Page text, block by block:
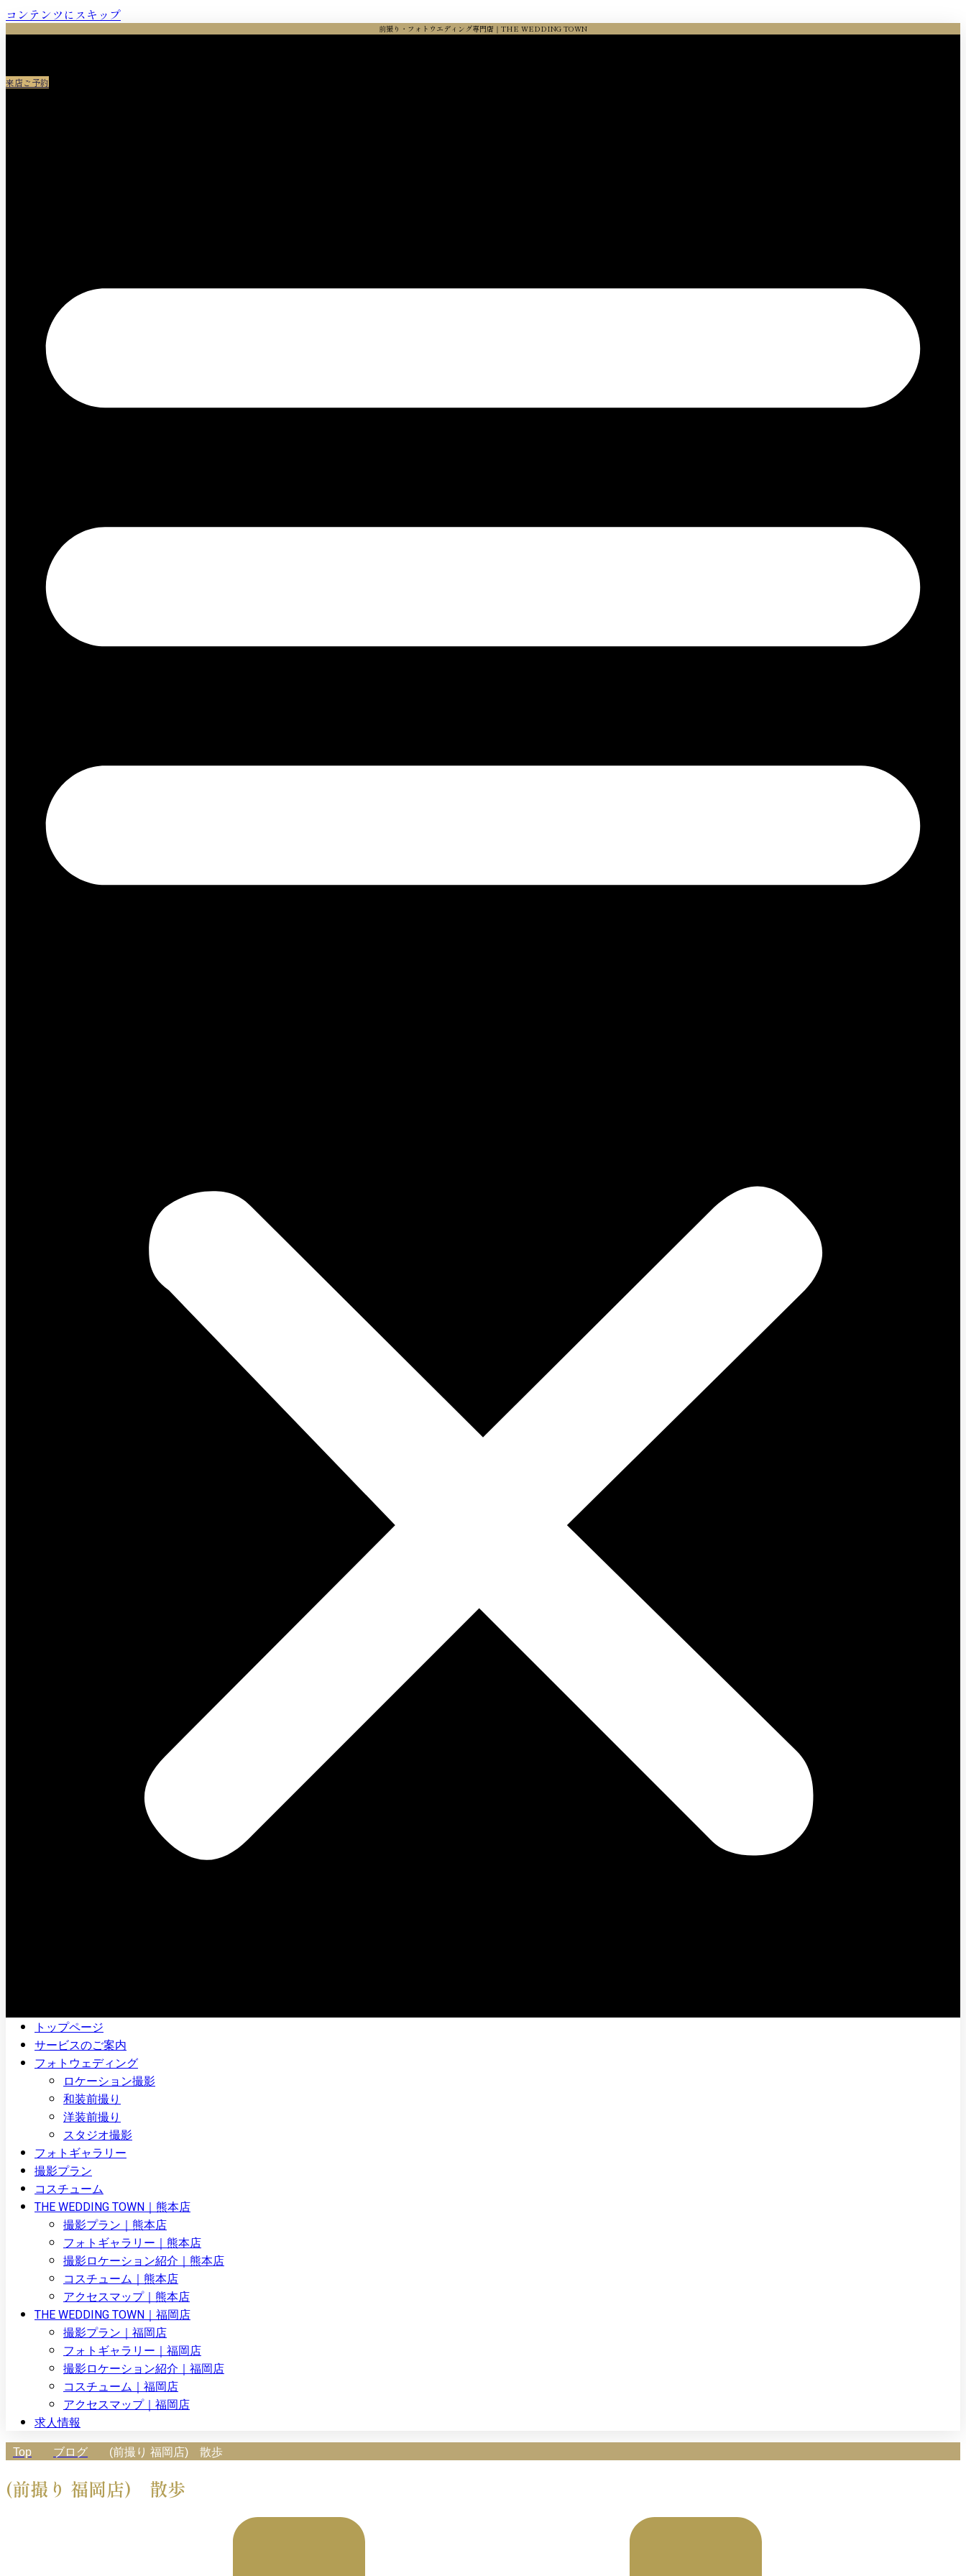
コンテンツにスキップ
前撮り・フォトウエディング専門店｜THE WEDDING TOWN
来店ご予約
トップページ
サービスのご案内
フォトウェディング
ロケーション撮影
和装前撮り
洋装前撮り
スタジオ撮影
フォトギャラリー
撮影プラン
コスチューム
THE WEDDING TOWN｜熊本店
撮影プラン｜熊本店
フォトギャラリー｜熊本店
撮影ロケーション紹介｜熊本店
コスチューム｜熊本店
アクセスマップ｜熊本店
THE WEDDING TOWN｜福岡店
撮影プラン｜福岡店
フォトギャラリー｜福岡店
撮影ロケーション紹介｜福岡店
コスチューム｜福岡店
アクセスマップ｜福岡店
求人情報
Top ブログ (前撮り 福岡店) 散歩
(前撮り 福岡店) 散歩